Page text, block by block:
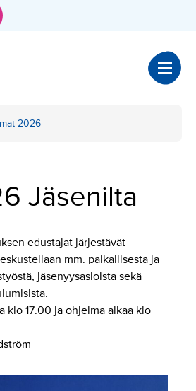
2026
Jäsenilta
edustajat järjestävät
mm. paikallisesta ja
jäsenyysasioista sekä
klo 17.00 ja ohjelma alkaa klo